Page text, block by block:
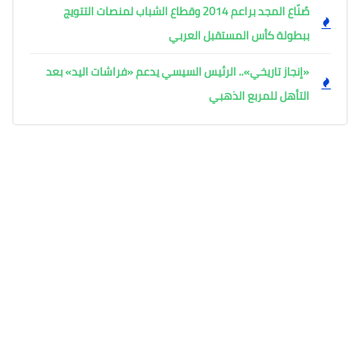
صُنّاع المجد براعم 2014 وقطاع الشباب لمنصات التتويج
ببطولة كأس المستقبل العربي
«إنجاز تاريخي».. الرئيس السيسي يدعم «فراشات اليد» بعد
التأهل للمربع الذهبي